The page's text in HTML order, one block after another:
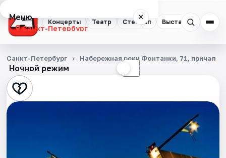
Концерты Театр Стендап Выставки
Меню ×
Санкт-Петербург
Концерты
Театр
Стендап
Ночной режим ☾
Санкт-Петербург Набережная реки Фонтанки, 71, причал